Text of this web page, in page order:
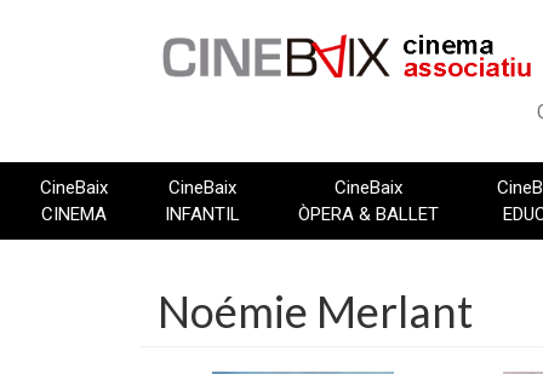
CineBaix
CINEMA
CineBaix
INFANTIL
CineBaix
ÒPERA & BALLET
Noémie Merlant